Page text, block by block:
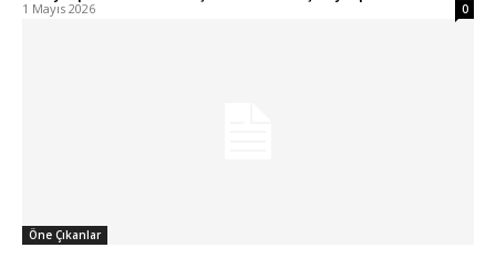
1 Mayıs 2026
0
Öne Çıkanlar